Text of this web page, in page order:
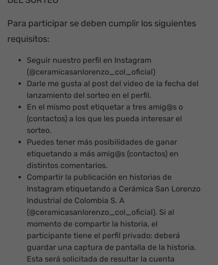
Para participar se deben cumplir los siguientes
requisitos:
Seguir nuestro perfil en Instagram
(@ceramicasanlorenzo_col_oficial)
Darle me gusta al post del video de la fecha del
lanzamiento del sorteo en el perfil.
En el mismo post etiquetar a tres amig@s o
(contactos) a los que les pueda interesar el
sorteo.
Puedes tener más posibilidades de ganar
etiquetando a más amig@s (contactos) en
distintos comentarios.
Compartir la publicación en historias de
Instagram etiquetando a Cerámica San Lorenzo
Industrial de Colombia S. A
(@ceramicasanlorenzo_col_oficial). Si al
momento de compartir la historia, el
participante tiene el perfil privado: deberá
guardar una captura de pantalla de la historia.
Esta será solicitada de resultar la cuenta